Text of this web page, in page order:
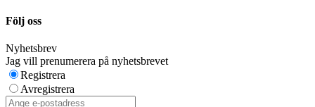
Följ oss
Nyhetsbrev
Jag vill prenumerera på nyhetsbrevet
Registrera
Avregistrera